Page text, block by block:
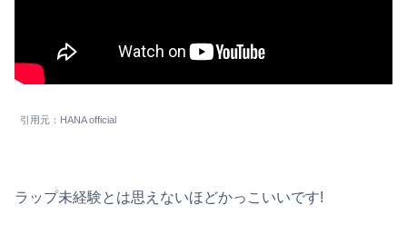
引用元：HANA official
ラップ未経験とは思えないほどかっこいいです!